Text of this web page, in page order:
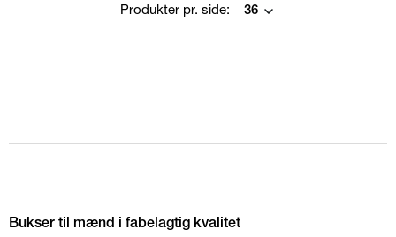
Produkter pr. side:
Bukser til mænd i fabelagtig kvalitet